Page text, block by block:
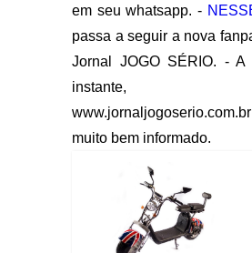
em seu whatsapp. -
passa a seguir a nova
Jornal JOGO SÉRIO. - A
instante,
muito bem informado.